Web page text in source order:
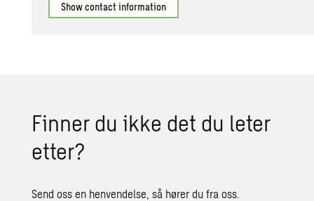
Show contact information
Finner du ikke det du leter
etter?
Send oss en henvendelse, så hører du fra oss.